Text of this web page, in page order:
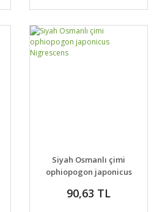
Siyah Osmanlı çimi
ophiopogon japonicus
90,63 TL